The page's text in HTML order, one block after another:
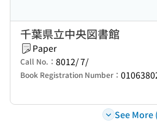
千葉県立中央図書館
Paper
Call No.： 8012/ 7/
Book Registration Number：
See More